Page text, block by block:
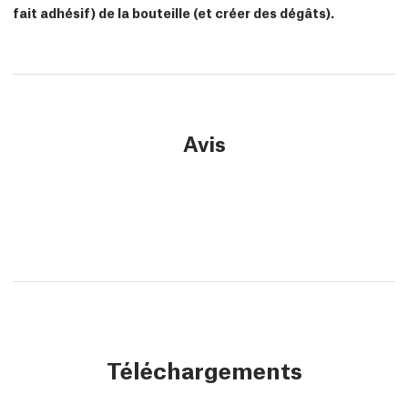
fait adhésif) de la bouteille (et créer des dégâts).
Avis
Téléchargements